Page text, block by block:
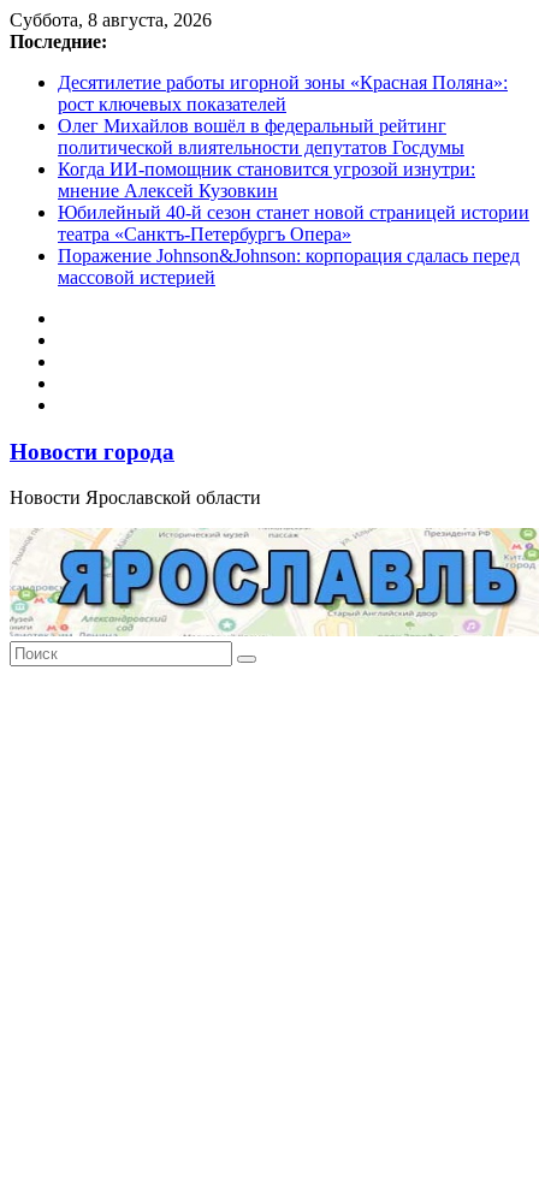
Перейти
к
Суббота, 8 августа, 2026
Последние:
Десятилетие работы игорной зоны «Красная Поляна»:
рост ключевых показателей
Олег Михайлов вошёл в федеральный рейтинг
политической влиятельности депутатов Госдумы
Когда ИИ-помощник становится угрозой изнутри:
мнение Алексей Кузовкин
Юбилейный 40-й сезон станет новой страницей истории
театра «Санктъ-Петербургъ Опера»
Поражение Johnson&Johnson: корпорация сдалась перед
массовой истерией
Новости города
Новости Ярославской области